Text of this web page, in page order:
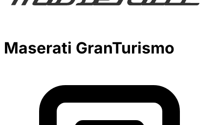
Maserati GranTurismo